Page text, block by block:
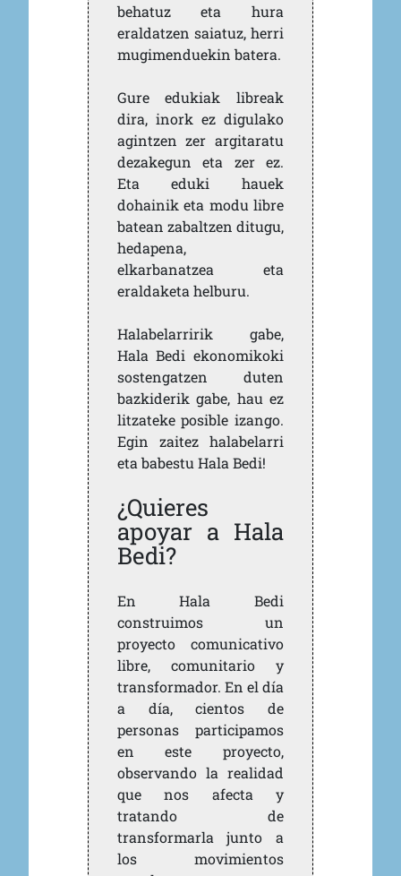
behatuz eta hura
eraldatzen saiatuz, herri
mugimenduekin batera.
Gure edukiak libreak
dira, inork ez digulako
agintzen zer argitaratu
dezakegun eta zer ez.
Eta eduki hauek
dohainik eta modu libre
batean zabaltzen ditugu,
hedapena,
elkarbanatzea eta
eraldaketa helburu.
Halabelarririk gabe,
Hala Bedi ekonomikoki
sostengatzen duten
bazkiderik gabe, hau ez
litzateke posible izango.
Egin zaitez halabelarri
eta babestu Hala Bedi!
¿Quieres
apoyar a Hala
Bedi?
En Hala Bedi
construimos un
proyecto comunicativo
libre, comunitario y
transformador. En el día
a día, cientos de
personas participamos
en este proyecto,
observando la realidad
que nos afecta y
tratando de
transformarla junto a
los movimientos